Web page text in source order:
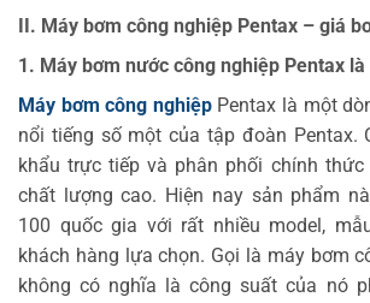
II. Máy bơm công nghiệp Pentax – giá
1. Máy bơm nước công nghiệp Pentax là
Máy bơm công nghiệpPentax là một
nổi tiếng số một của tập đoàn Pentax.
khẩu trực tiếp và phân phối chính
chất lượng cao. Hiện nay sản phẩm
100 quốc gia với rất nhiều model,
khách hàng lựa chọn. Gọi là máy bơm
không có nghĩa là công suất của nó